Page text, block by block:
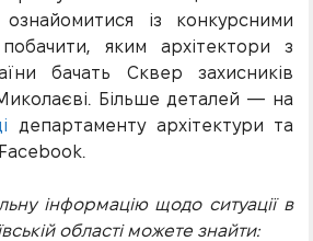
із конкурсними
яким архітектори з
бачать Сквер захисників
Більше деталей — на
департаменту архітектури та
інформацію щодо ситуації в
області можете знайти: